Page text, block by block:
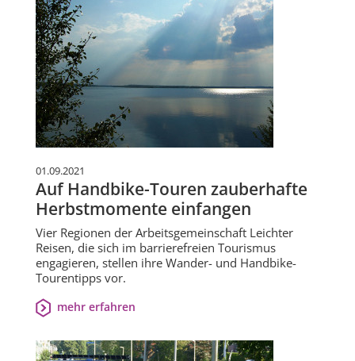
01.09.2021
Auf Handbike-Touren zauberhafte
Herbstmomente einfangen
Vier Regionen der Arbeitsgemeinschaft Leichter
Reisen, die sich im barrierefreien Tourismus
engagieren, stellen ihre Wander- und Handbike-
Tourentipps vor.
mehr erfahren